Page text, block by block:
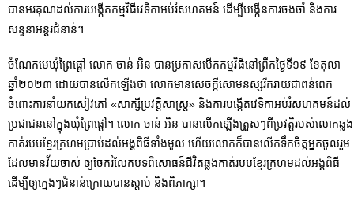
បានអរគុណដល់ការបង្កើតកម្មវិធីវេទិកាអប់រំសហគមន៍ ដើម្បីបង្កើនការចងចាំ និងការ
សន្ទនាអន្តរជំនាន់។
ចំណែកមេឃុំព្រៃផ្តៅ លោក ចាន់ អិន បានប្រកាសបើកកម្មវិធីនៅព្រឹកថ្ងៃទី១៩ ខែតុលា
ឆ្នាំ២០២៣ ដោយបានលើកឡើងថា លោកមានសេចក្តីសោមនស្សរីករាយជាពន់ពេក
ចំពោះការនាំយកសៀវភៅ «សាក្សីប្រវត្តិសាស្ត្រ» និងការបង្កើតវេទិកាអប់រំសហគមន៍ដល់
ប្រជាជននៅក្នុងឃុំព្រៃផ្តៅ។ លោក ចាន់ អិន បានលើកឡើងត្រួសៗពីប្រវត្តិរបស់លោកឆ្លង
កាត់របបខ្មែរក្រហមប្រាប់ដល់អង្គពិធីទាំងមូល ហើយលោកក៏បានលើកទឹកចិត្តអ្នកចូលរួម
ដែលមានវ័យចាស់ ឲ្យចែករំលែកបទពិសោធន៍ជីវិតឆ្លងកាត់របបខ្មែរក្រហមដល់អង្គពិធី
ដើម្បី​ឲ្យក្មេងៗជំនាន់ក្រោយ​បានស្តាប់ និងពិភាក្សា។